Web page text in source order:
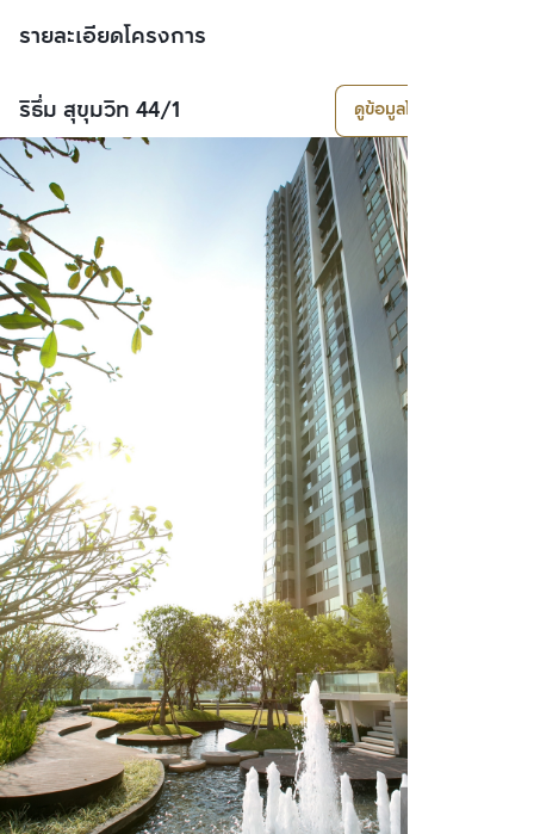
รายละเอียดโครงการ
ริธึ่ม สุขุมวิท 44/1 ดูข้อมูลโครงการ